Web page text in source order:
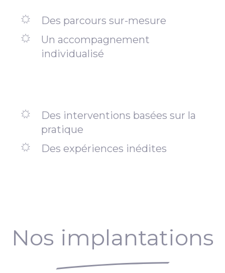
Des parcours sur-mesure
Un accompagnement
individualisé
Des interventions basées sur la
pratique
Des expériences inédites
Nos implantations